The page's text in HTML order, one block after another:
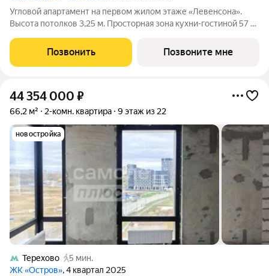
Угловой апартамент на первом жилом этаже «Левенсона».
Высота потолков 3,25 м. Просторная зона кухни-гостиной 57 м
который не покидает дом до вечера. Два мастер блока по
стандартам Веспер с
Позвонить Позвоните мне
44 354 000 ₽
66,2 м² 2-комн. квартира 9 этаж из 22
новостройка
Терехово
5 мин.
ЖК «Остров», 4 квартал 2025